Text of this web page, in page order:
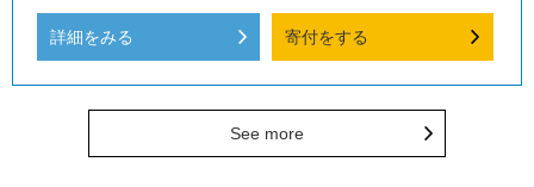
詳細をみる 寄付をする
See more